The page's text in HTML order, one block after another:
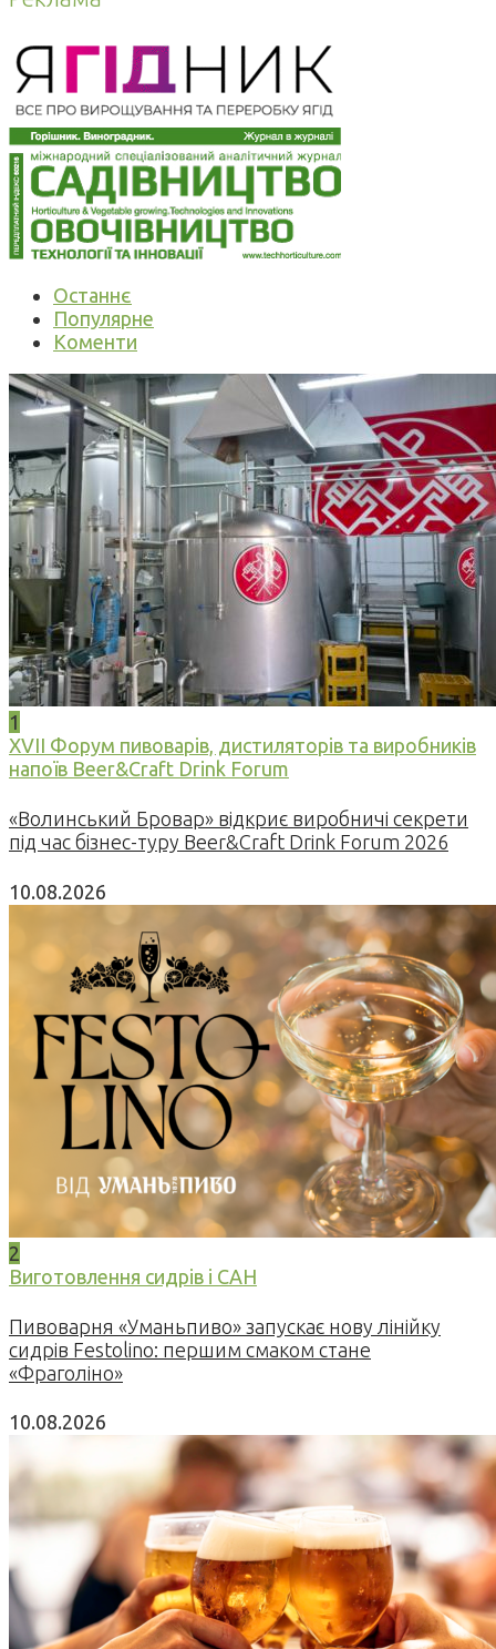
Останнє
Популярне
Коменти
1
XVII Форум пивоварів, дистиляторів та виробників
напоїв Beer&Craft Drink Forum
«Волинський Бровар» відкриє виробничі секрети
під час бізнес-туру Beer&Craft Drink Forum 2026
10.08.2026
2
Виготовлення сидрів і САН
Пивоварня «Уманьпиво» запускає нову лінійку
сидрів Festolino: першим смаком стане
«Фраголіно»
10.08.2026